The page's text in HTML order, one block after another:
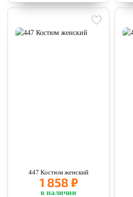
447 Костюм женский
1 858 ₽
в наличии